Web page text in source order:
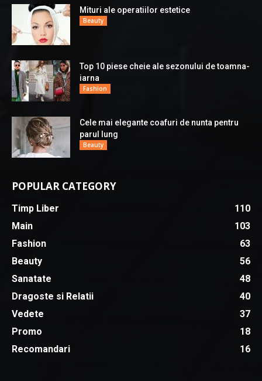
Mituri ale operatiilor estetice
Beauty
Top 10 piese cheie ale sezonului de toamna-
iarna
Fashion
Cele mai elegante coafuri de nunta pentru
parul lung
Beauty
POPULAR CATEGORY
Timp Liber
110
Main
103
Fashion
63
Beauty
56
Sanatate
48
Dragoste si Relatii
40
Vedete
37
Promo
18
Recomandari
16